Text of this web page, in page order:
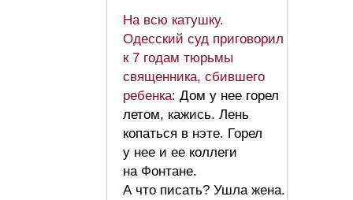
На всю катушку.
Одесский суд приговорил
к 7 годам тюрьмы
священника, сбившего
ребенка: Дом у нее горел
летом, кажись. Лень
копаться в нэте. Горел
у нее и ее коллеги
на Фонтане.
А что писать? Ушла жена.